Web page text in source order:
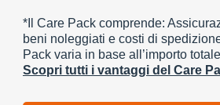
*Il Care Pack comprende:
beni noleggiati e costi di
Pack varia in base all’importo
Scopri tutti i vantaggi del Care